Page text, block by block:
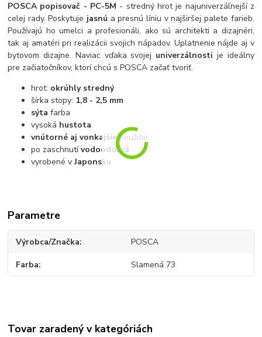
POSCA popisovač - PC-5M - stredný hrot je najuniverzálnejší z
celej rady. Poskytuje jasnú a presnú líniu v najširšej palete farieb.
Používajú ho umelci a profesionáli, ako sú architekti a dizajnéri,
tak aj amatéri pri realizácii svojich nápadov. Uplatnenie nájde aj v
bytovom dizajne. Naviac vďaka svojej univerzálnosti je ideálny
pre začiatočníkov, ktorí chcú s POSCA začať tvoriť.
hrot: okrúhly stredný
šírka stopy: 1,8 - 2,5 mm
sýtafarba
vysoká hustota
vnútorné aj vonkajšiepoužitie
po zaschnutívodoodolná
vyrobené vJaponsku
Parametre
Výrobca/Značka POSCA
Farba Slamená 73
Tovar zaradený v kategóriách